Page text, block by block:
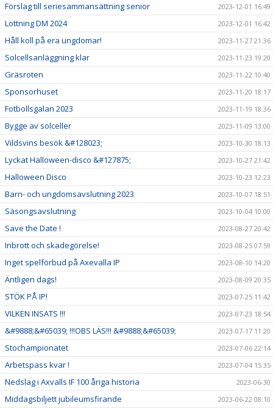
Förslag till seriesammansättning senior 2023-12-01 16:49
Lottning DM 2024 2023-12-01 16:42
Håll koll på era ungdomar! 2023-11-27 21:36
Solcellsanläggning klar 2023-11-23 19:20
Gräsroten 2023-11-22 10:40
Sponsorhuset 2023-11-20 18:17
Fotbollsgalan 2023 2023-11-19 18:36
Bygge av solceller 2023-11-09 13:00
Vildsvins besök &#128023; 2023-10-30 18:13
Lyckat Halloween-disco &#127875; 2023-10-27 21:42
Halloween Disco 2023-10-23 12:23
Barn- och ungdomsavslutning 2023 2023-10-07 18:51
Säsongsavslutning 2023-10-04 10:00
Save the Date ! 2023-08-27 20:42
Inbrott och skadegörelse! 2023-08-25 07:59
Inget spelförbud på Axevalla IP 2023-08-10 14:20
Äntligen dags! 2023-08-09 20:35
STÖK PÅ IP! 2023-07-25 11:42
VILKEN INSATS !!! 2023-07-23 18:54
&#9888;&#65039; !!!OBS LÄS!!! &#9888;&#65039; 2023-07-17 11:20
Stochampionatet 2023-07-06 22:14
Arbetspass kvar ! 2023-07-04 15:35
Nedslag i Axvalls IF 100 åriga historia 2023-06-30
Middagsbiljett jubileumsfirande 2023-06-22 08:10